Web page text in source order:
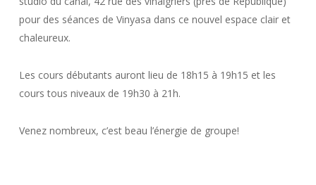
pour des séances de Vinyasa dans ce nouvel espace clair et
chaleureux.
Les cours débutants auront lieu de 18h15 à 19h15 et les
cours tous niveaux de 19h30 à 21h.
Venez nombreux, c’est beau l’énergie de groupe!